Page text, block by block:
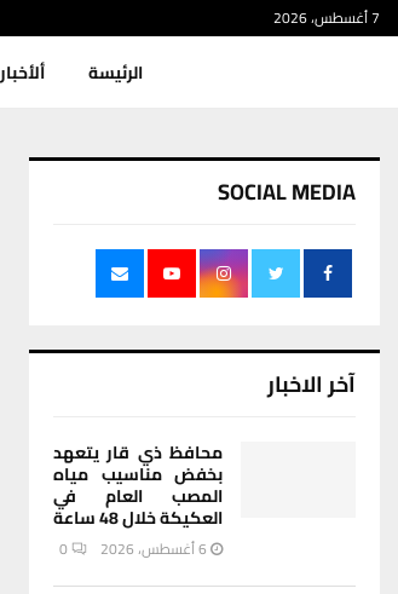
7 أغسطس، 2026
الرئيسة ألأخبار
SOCIAL MEDIA
آخر الاخبار
محافظ ذي قار يتعهد
بخفض مناسيب مياه
المصب العام في
العكيكة خلال 48 ساعة
6 أغسطس، 2026 0